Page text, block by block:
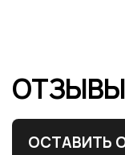
ОТЗЫВЫ
ОСТАВИТЬ